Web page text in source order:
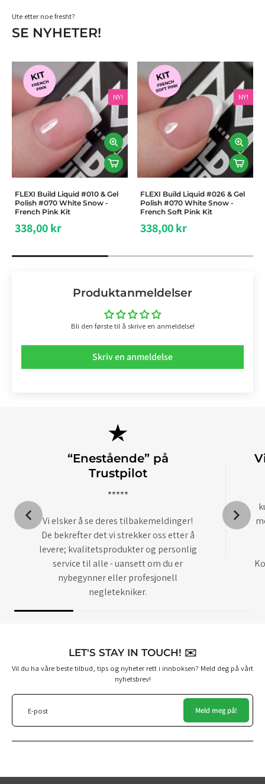
Ute etter noe fresht?
SE NYHETER!
NY!
FLEXI Build Liquid #010 & Gel
Polish #070 White Snow -
French Pink Kit
338,00 kr
NY!
FLEXI Build Liquid #026 & Gel
Polish #070 White Snow -
French Soft Pink Kit
338,00 kr
Produktanmeldelser
Bli den første til å skrive en anmeldelse!
Skriv en anmeldelse
“Enestående” på
Trustpilot
⭑⭑⭑⭑⭑
Vi elsker å se deres tilbakemeldinger!
De bekrefter det vi strekker oss etter å
levere; kvalitetsprodukter og personlig
service til alle - uansett om du er
nybegynner eller profesjonell
negletekniker.
LET'S STAY IN TOUCH! ✉️
Vil du ha våre beste tilbud, tips og nyheter rett i innboksen? Meld deg på vårt
nyhetsbrev!
E-post Meld meg på!